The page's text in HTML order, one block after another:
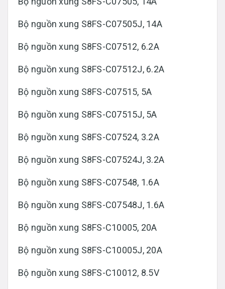
Bộ nguồn xung S8FS-C07505J, 14A
Bộ nguồn xung S8FS-C07512, 6.2A
Bộ nguồn xung S8FS-C07512J, 6.2A
Bộ nguồn xung S8FS-C07515, 5A
Bộ nguồn xung S8FS-C07515J, 5A
Bộ nguồn xung S8FS-C07524, 3.2A
Bộ nguồn xung S8FS-C07524J, 3.2A
Bộ nguồn xung S8FS-C07548, 1.6A
Bộ nguồn xung S8FS-C07548J, 1.6A
Bộ nguồn xung S8FS-C10005, 20A
Bộ nguồn xung S8FS-C10005J, 20A
Bộ nguồn xung S8FS-C10012, 8.5V